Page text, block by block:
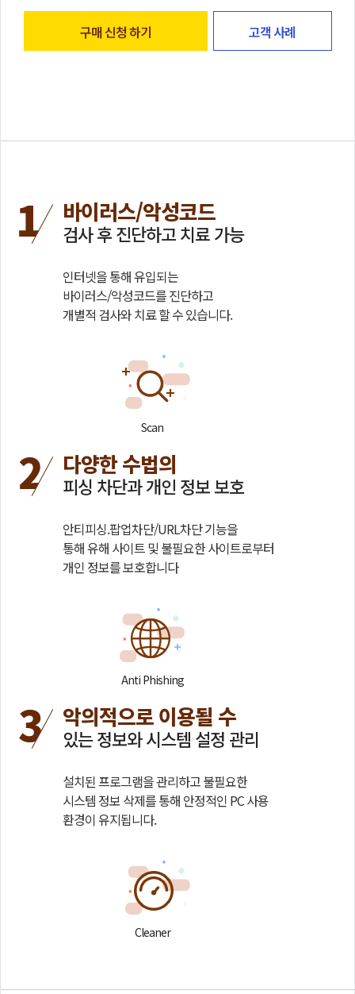
구매 신청 하기 고객 사례
바이러스/악성코드
검사 후 진단하고 치료 가능
인터넷을 통해 유입되는
바이러스/악성코드를 진단하고
개별적 검사와 치료 할 수 있습니다.
Scan
다양한 수법의
피싱 차단과 개인 정보 보호
안티피싱.팝업차단/URL차단 기능을
통해 유해 사이트 및 불필요한 사이트로부터
개인 정보를 보호합니다
Anti Phishing
악의적으로 이용될 수
있는 정보와 시스템 설정 관리
설치된 프로그램을 관리하고 불필요한
시스템 정보 삭제를 통해 안정적인 PC 사용
환경이 유지됩니다.
Cleaner